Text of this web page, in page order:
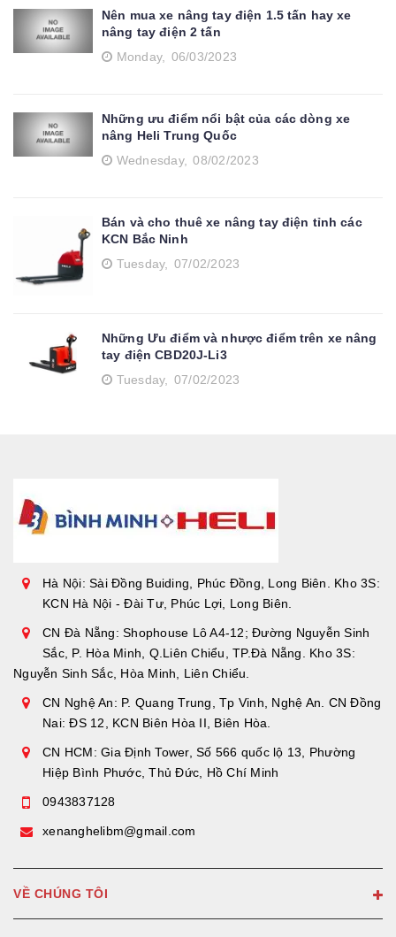
Nên mua xe nâng tay điện 1.5 tấn hay xe
nâng tay điện 2 tấn
Monday,
06/03/2023
Những ưu điểm nổi bật của các dòng xe
nâng Heli Trung Quốc
Wednesday, 08/02/2023
Bán và cho thuê xe nâng tay điện tỉnh các
KCN Bắc Ninh
Tuesday,
07/02/2023
Những Ưu điểm và nhược điểm trên xe nâng
tay điện CBD20J-Li3
Tuesday,
07/02/2023
Hà Nội: Sài Đồng Buiding, Phúc Đồng, Long Biên. Kho 3S:
KCN Hà Nội - Đài Tư, Phúc Lợi, Long Biên.
CN Đà Nẵng: Shophouse Lô A4-12; Đường Nguyễn Sinh
Sắc, P. Hòa Minh, Q.Liên Chiểu, TP.Đà Nẵng. Kho 3S:
Nguyễn Sinh Sắc, Hòa Minh, Liên Chiểu.
CN Nghệ An: P. Quang Trung, Tp Vinh, Nghệ An. CN Đồng
Nai: ĐS 12, KCN Biên Hòa II, Biên Hòa.
CN HCM: Gia Định Tower, Số 566 quốc lộ 13, Phường
Hiệp Bình Phước, Thủ Đức, Hồ Chí Minh
0943837128
xenanghelibm@gmail.com
VỀ CHÚNG TÔI